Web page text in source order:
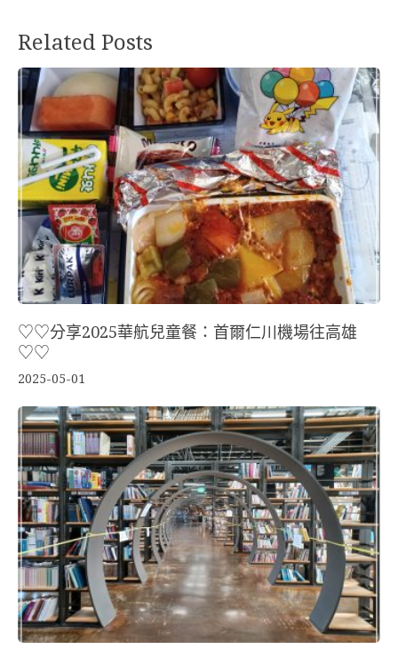
Related Posts
♡♡分享2025華航兒童餐：首爾仁川機場往高雄
♡♡
2025-05-01